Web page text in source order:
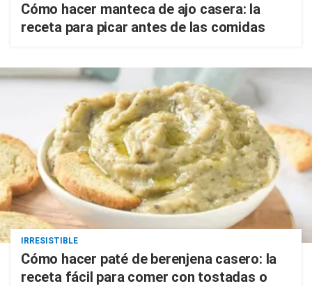
Cómo hacer manteca de ajo casera: la
receta para picar antes de las comidas
IRRESISTIBLE
Cómo hacer paté de berenjena casero: la
receta fácil para comer con tostadas o